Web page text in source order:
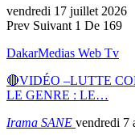
vendredi 17 juillet 2026
Prev Suivant 1 De 169
DakarMedias Web Tv
🔴VIDÉO –LUTTE
LE GENRE : LE…
Irama SANE vendredi 7